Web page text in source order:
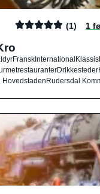
(1) 1
FranskInternational
Drikkesteder
HovedstadenRudersdal